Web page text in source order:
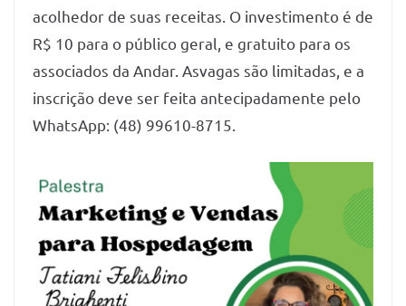
acolhedor de suas receitas. O investimento é de
R$ 10 para o público geral, e gratuito para os
associados da Andar. Asvagas são limitadas, e a
inscrição deve ser feita antecipadamente pelo
WhatsApp: (48) 99610-8715.